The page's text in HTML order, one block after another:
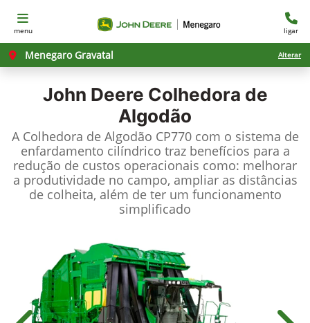
menu ligar
Menegaro Gravatal Alterar
John Deere Colhedora de
Algodão
A Colhedora de Algodão CP770 com o sistema de
enfardamento cilíndrico traz benefícios para a
redução de custos operacionais como: melhorar
a produtividade no campo, ampliar as distâncias
de colheita, além de ter um funcionamento
simplificado